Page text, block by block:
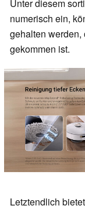
Unter diesem
numerisch ein,
gehalten werden,
gekommen ist.
Letztendlich